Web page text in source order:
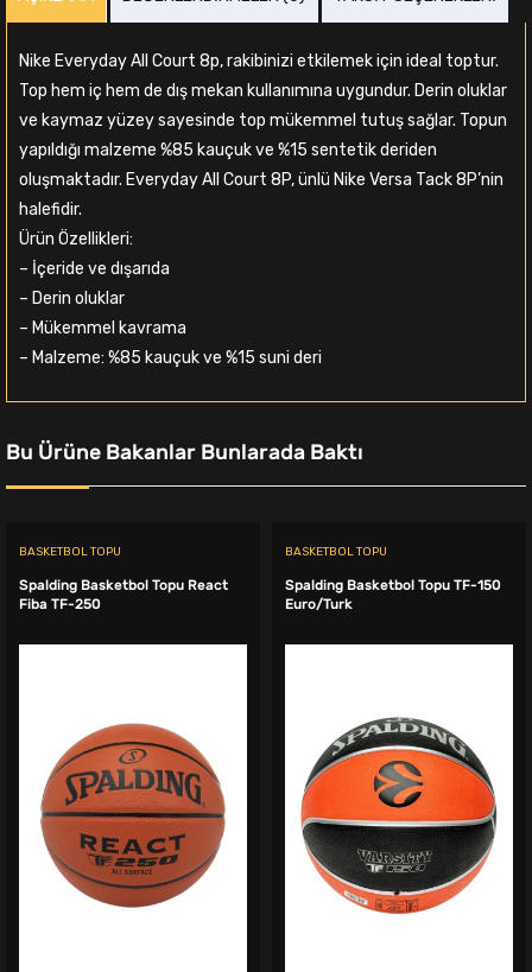
Nike Everyday All Court 8p, rakibinizi etkilemek için ideal toptur.
Top hem iç hem de dış mekan kullanımına uygundur. Derin oluklar
ve kaymaz yüzey sayesinde top mükemmel tutuş sağlar. Topun
yapıldığı malzeme %85 kauçuk ve %15 sentetik deriden
oluşmaktadır. Everyday All Court 8P, ünlü Nike Versa Tack 8P’nin
halefidir.
Ürün Özellikleri:
– İçeride ve dışarıda
– Derin oluklar
– Mükemmel kavrama
– Malzeme: %85 kauçuk ve %15 suni deri
Bu Ürüne Bakanlar Bunlarada Baktı
BASKETBOL TOPU
Spalding Basketbol Topu React
Fiba TF-250
BASKETBOL TOPU
Spalding Basketbol Topu TF-150
Euro/Turk